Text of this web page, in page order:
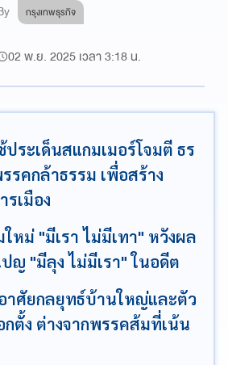
กรุงเทพธุรกิจ
02 พ.ย. 2025 เวลา 3:18 น.
ระเด็นสแกมเมอร์โจมตี ธร
รคกล้าธรรม เพื่อสร้าง
รเมือง
หม่ "มีเรา ไม่มีเทา" หวังผล
ญ "มีลุง ไม่มีเรา" ในอดีต
าศัยกลยุทธ์บ้านใหญ่และตัว
ตั้ง ต่างจากพรรคส้มที่เน้น